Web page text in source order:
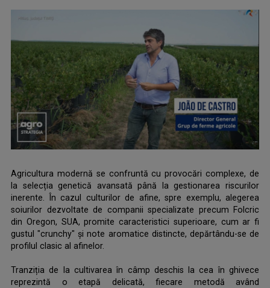
Agricultura modernă se confruntă cu provocări complexe, de
la selecția genetică avansată până la gestionarea riscurilor
inerente. În cazul culturilor de afine, spre exemplu, alegerea
soiurilor dezvoltate de companii specializate precum Folcric
din Oregon, SUA, promite caracteristici superioare, cum ar fi
gustul "crunchy" și note aromatice distincte, depărtându-se de
profilul clasic al afinelor.
Tranziția de la cultivarea în câmp deschis la cea în ghivece
reprezintă o etapă delicată, fiecare metodă având